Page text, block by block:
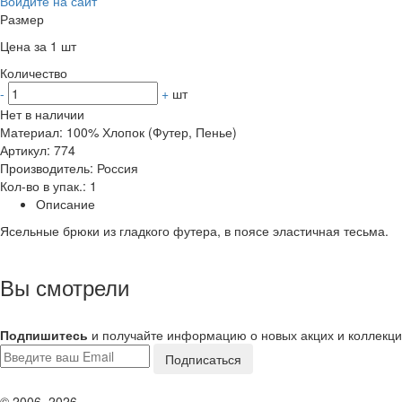
Размер
Цена за 1 шт
Количество
-
+ шт
Нет в наличии
Материал: 100% Хлопок (Футер, Пенье)
Артикул: 774
Производитель: Россия
Кол-во в упак.: 1
Описание
Ясельные брюки из гладкого футера, в поясе эластичная тесьма.
Вы смотрели
Подпишитесь и получайте информацию о новых акцих и